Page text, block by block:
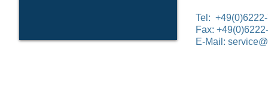
Tel:
Fax:
E-Mail: